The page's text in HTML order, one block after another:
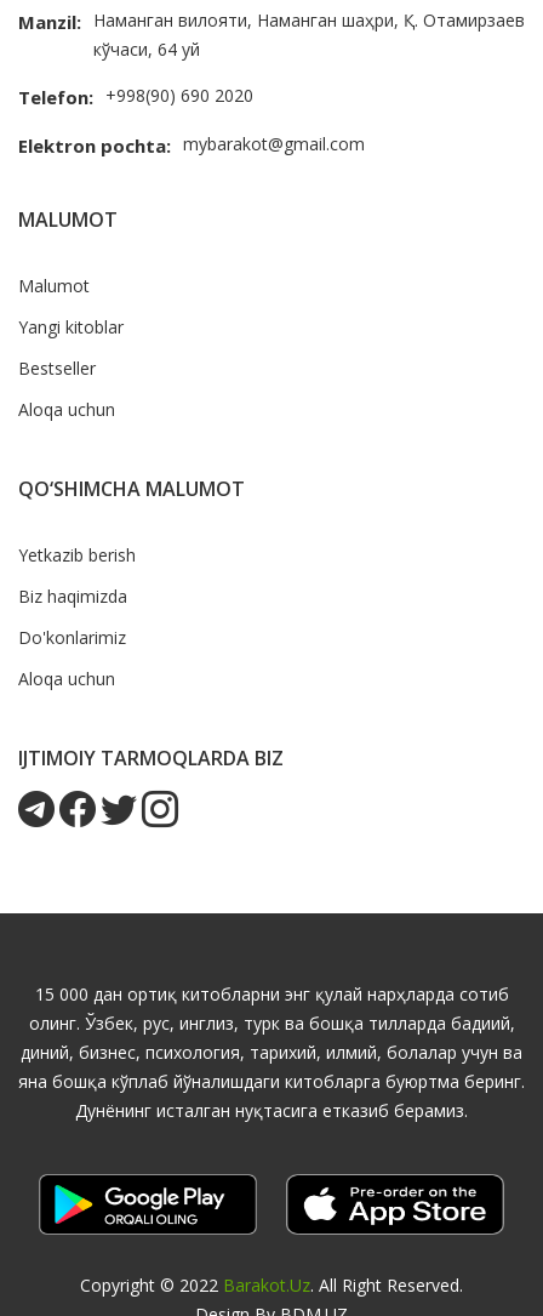
Manzil: Наманган вилояти, Наманган шаҳри, Қ. Отамирзаев
кўчаси, 64 уй
Telefon: +998(90) 690 2020
Elektron pochta: mybarakot@gmail.com
MALUMOT
Malumot
Yangi kitoblar
Bestseller
Aloqa uchun
QO‘SHIMCHA MALUMOT
Yetkazib berish
Biz haqimizda
Do'konlarimiz
Aloqa uchun
IJTIMOIY TARMOQLARDA BIZ
15 000 дан ортиқ китобларни энг қулай нарҳларда сотиб
олинг. Ўзбек, рус, инглиз, турк ва бошқа тилларда бадиий,
диний, бизнес, психология, тарихий, илмий, болалар учун ва
яна бошқа кўплаб йўналишдаги китобларга буюртма беринг.
Дунёнинг исталган нуқтасига етказиб берамиз.
Copyright © 2022 Barakot.uz. All Right Reserved.